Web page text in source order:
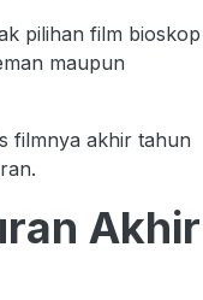
pilihan film bioskop
maupun
filmnya akhir tahun
Akhir